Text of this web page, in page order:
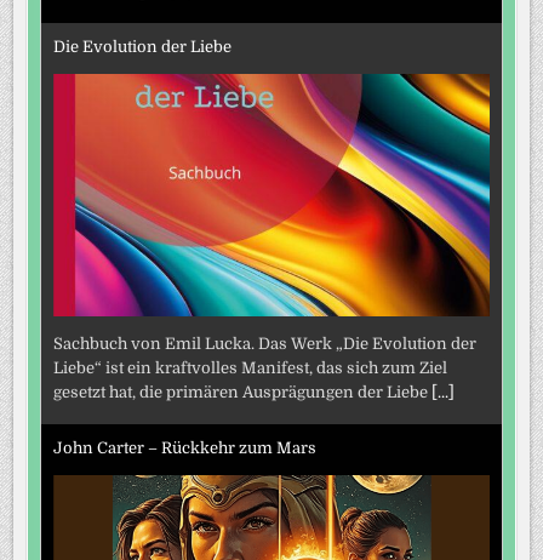
Die Evolution der Liebe
Sachbuch von Emil Lucka. Das Werk „Die Evolution der
Liebe“ ist ein kraftvolles Manifest, das sich zum Ziel
gesetzt hat, die primären Ausprägungen der Liebe [...]
John Carter – Rückkehr zum Mars